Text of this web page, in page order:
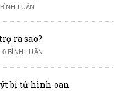
LUẬN
ra sao?
0 BÌNH LUẬN
bị tử hình oan